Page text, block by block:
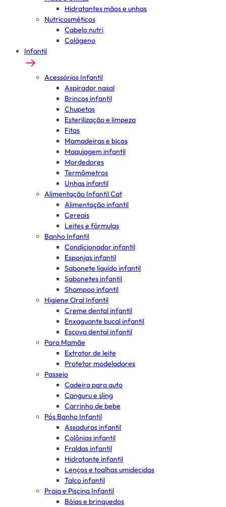
Hidratantes mãos e unhas
Nutricosméticos
Cabelo nutri
Colágeno
Infantil
Acessórios Infantil
Aspirador nasal
Brincos infantil
Chupetas
Esterilização e limpeza
Fitas
Mamadeiras e bicos
Maquiagem infantil
Mordedores
Termômetros
Unhas infantil
Alimentação Infantil Cat
Alimentação infantil
Cereais
Leites e fórmulas
Banho Infantil
Condicionador infantil
Esponjas infantil
Sabonete líquido infantil
Sabonetes infantil
Shampoo infantil
Higiene Oral Infantil
Creme dental infantil
Enxaguante bucal infantil
Escova dental infantil
Para Mamãe
Extrator de leite
Protetor modeladores
Passeio
Cadeira para auto
Canguru e sling
Carrinho de bebe
Pós Banho Infantil
Assaduras infantil
Colônias infantil
Fraldas infantil
Hidratante infantil
Lenços e toalhas umidecidas
Talco infantil
Praia e Piscina Infantil
Bóias e brinquedos